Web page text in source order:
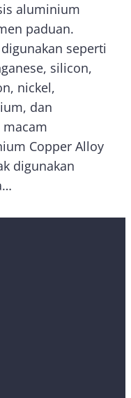
aluminium
paduan.
seperti
silicon,
nickel,
dan
Copper Alloy
digunakan